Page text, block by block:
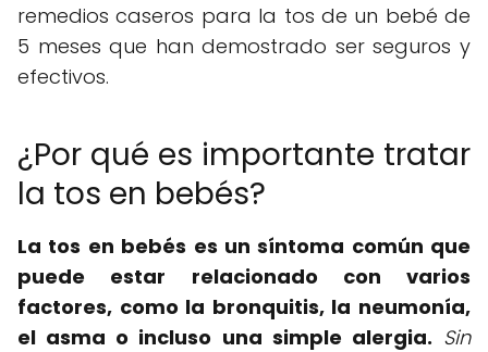
remedios caseros para la tos de un bebé de
5 meses que han demostrado ser seguros y
efectivos.
¿Por qué es importante tratar
la tos en bebés?
La tos en bebés es un síntoma común que
puede estar relacionado con varios
factores, como la bronquitis, la neumonía,
el asma o incluso una simple alergia. Sin